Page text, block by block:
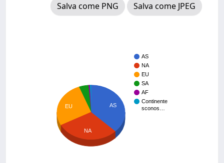
Salva come PNG
Salva come JPEG
AS
NA
EU
SA
AF
Continente
sconos…
AS
EU
NA